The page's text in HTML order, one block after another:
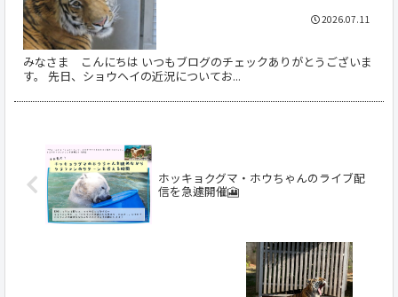
みなさま こんにちは いつもブログのチェックありがとうございま
す。 先日、ショウヘイの近況についてお...
2026.07.11
ホッキョクグマ・ホウちゃんのライブ配
信を急遽開催🎦